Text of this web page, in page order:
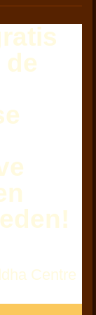
de
Centre